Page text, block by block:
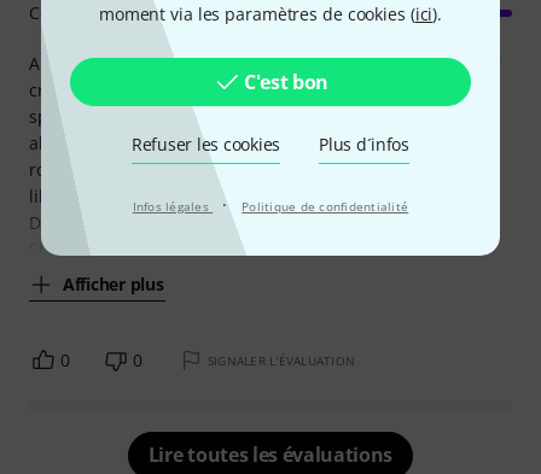
moment via les paramètres de cookies (ici).
C'est bon
Refuser les cookies Plus d´infos
Infos légales · Politique de confidentialité
Are you hobbyst? Do you like to play with your good, bad or
crazy ideas? Do you like to have your fun and pleasure
spending your free time? Knowing, that possibilities are
always far beyond your current skills - so there's always
room to improve and use professional tools wherever you
like?
Do this with Bitwig Studio.
Stable, fast, full of features to use and
Afficher plus
Consommation de ressources
0 0 SIGNALER L'ÉVALUATION
Lire toutes les évaluations